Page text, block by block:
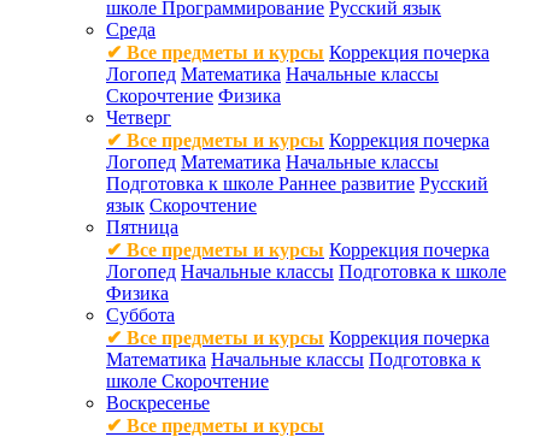
школе Программирование Русский язык
Среда
✔ Все предметы и курсы Коррекция почерка
Логопед Математика Начальные классы
Скорочтение Физика
Четверг
✔ Все предметы и курсы Коррекция почерка
Логопед Математика Начальные классы
Подготовка к школе Раннее развитие Русский
язык Скорочтение
Пятница
✔ Все предметы и курсы Коррекция почерка
Логопед Начальные классы Подготовка к школе
Физика
Суббота
✔ Все предметы и курсы Коррекция почерка
Математика Начальные классы Подготовка к
школе Скорочтение
Воскресенье
✔ Все предметы и курсы